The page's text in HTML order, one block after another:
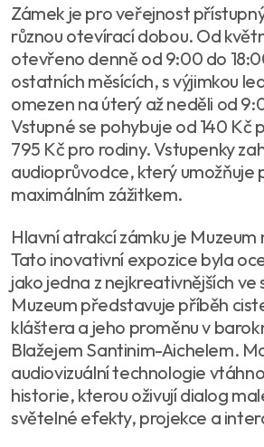
Zámek je pro veřejnost
různou otevírací dobou. Od
otevřeno denně od 9:00 do
ostatních měsících, s výjimkou
omezen na úterý až neděli od
Vstupné se pohybuje od 140 Kč
795 Kč pro rodiny. Vstupenky
audioprůvodce, který umožňuje
maximálním zážitkem.
Hlavní atrakcí zámku je
Tato inovativní expozice byla
jako jedna z nejkreativnějších
Muzeum představuje příběh
kláštera a jeho proměnu v
Blažejem Santinim-Aichelem.
audiovizuální technologie
historie, kterou oživují dialog
světelné efekty, projekce a